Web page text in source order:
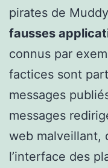
pirates de
fausses
connus par
factices sont
messages
messages
web malveillant,
l’interface des